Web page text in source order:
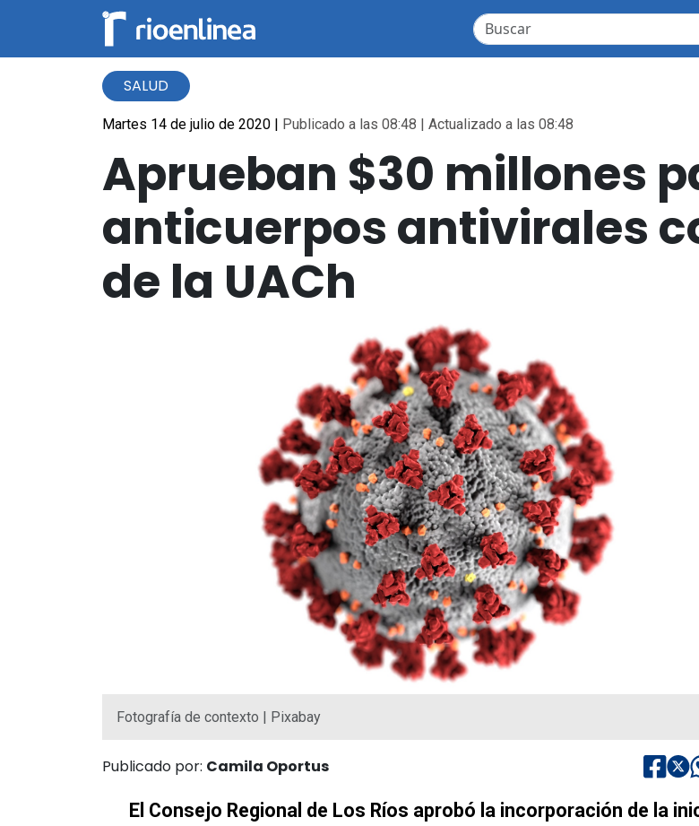
SALUD
Martes 14 de julio de 2020 | Publicado a las 08:48 | Actualizado a las 08:48
Aprueban $30 millones
anticuerpos antivirales
de la UACh
Fotografía de contexto | Pixabay
Publicado por: Camila Oportus
El Consejo Regional de Los Ríos aprobó la incorporación de la